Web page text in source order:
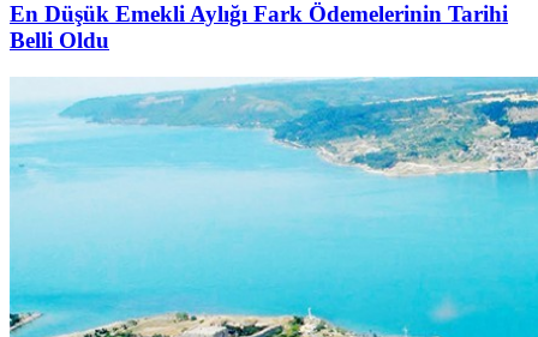
En Düşük Emekli Aylığı Fark Ödemelerinin Tarihi
Belli Oldu